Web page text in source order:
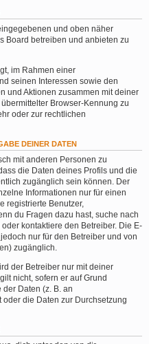
und oben näher
Board betreiben und anbieten zu
im Rahmen einer
seinen Interessen sowie den
und Aktionen zusammen mit deiner
Browser-Kennung zu
oder zur rechtlichen
DEINER DATEN
mit anderen Personen zu
die Daten deines Profils und die
zugänglich sein können. Der
Informationen nur für einen
registrierte Benutzer,
du Fragen dazu hast, suche nach
kontaktiere den Betreiber. Die E-
nur für den Betreiber und von
zugänglich.
der Betreiber nur mit deiner
nicht, sofern er auf Grund
Daten (z. B. an
die Daten zur Durchsetzung